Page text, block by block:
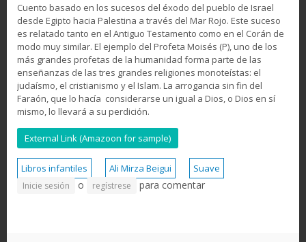
Cuento basado en los sucesos del éxodo del pueblo de Israel
desde Egipto hacia Palestina a través del Mar Rojo. Este suceso
es relatado tanto en el Antiguo Testamento como en el Corán de
modo muy similar. El ejemplo del Profeta Moisés (P), uno de los
más grandes profetas de la humanidad forma parte de las
enseñanzas de las tres grandes religiones monoteístas: el
judaísmo, el cristianismo y el Islam. La arrogancia sin fin del
Faraón, que lo hacía considerarse un igual a Dios, o Dios en sí
mismo, lo llevará a su perdición.
External Link (Amazoon for sample)
Libros infantiles Ali Mirza Beigui Suave
Inicie sesión o regístrese para comentar